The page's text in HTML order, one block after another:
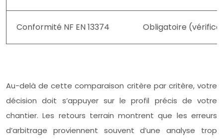
Conformité NF EN 13374 Obligatoire
Au-delà de cette comparaison critère par critère, votre
décision doit s’appuyer sur le profil précis de votre
chantier. Les retours terrain montrent que les erreurs
d’arbitrage proviennent souvent d’une analyse trop